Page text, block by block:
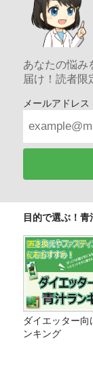
あなたの悩み
届け！読者限
メールアドレス
目的で選ぶ！
ダイエッター向
ンキング